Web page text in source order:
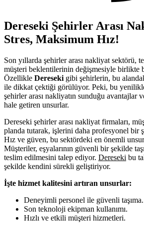
Dereseki Şehirler Arası
Stres, Maksimum Hız!
Son yıllarda şehirler arası nakliyat sektörü,
müşteri beklentilerinin değişmesiyle birlikte
Özellikle Dereseki gibi şehirlerin, bu
ile dikkat çektiği görülüyor. Peki, bu
şehirler arası nakliyatın sunduğu avantajlar
hale getiren unsurlar.
Dereseki şehirler arası nakliyat firmaları,
planda tutarak, işlerini daha profesyonel bir
Hız ve güven, bu sektördeki en önemli
Müşteriler, eşyalarının güvenli bir şekilde
teslim edilmesini talep ediyor. Dereseki bu
şekilde kendini sürekli geliştiriyor.
İşte hizmet kalitesini artıran unsurlar:
Deneyimli personel ile güvenli taşıma.
Son teknoloji ekipman kullanımı.
Hızlı ve etkili müşteri hizmetleri.